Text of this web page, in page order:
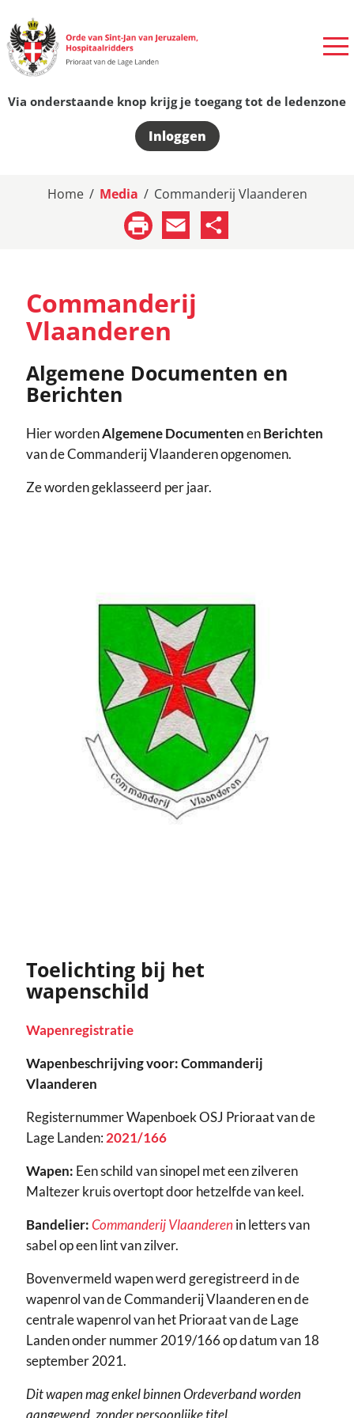
Via onderstaande knop krijg je toegang tot de ledenzone
Inloggen
Home / Media / Commanderij Vlaanderen
Email
Commanderij
Vlaanderen
Algemene Documenten en
Berichten
Hier wordenAlgemene DocumentenenBerichten
van de Commanderij Vlaanderen opgenomen.
Ze worden geklasseerd per jaar.
Toelichting bij het
wapenschild
Wapenregistratie
Wapenbeschrijving voor: Commanderij
Vlaanderen
Registernummer Wapenboek OSJ Prioraat van de
Lage Landen: 2021/166
Wapen: Een schild van sinopel met een zilveren
Maltezer kruis overtopt door hetzelfde van keel.
Bandelier:Commanderij Vlaanderenin letters van
sabel op een lint van zilver.
Bovenvermeld wapen werd geregistreerd in de
wapenrol van de Commanderij Vlaanderen en de
centrale wapenrol van het Prioraat van de Lage
Landen onder nummer 2019/166 op datum van 18
september 2021.
Dit wapen mag enkel binnen Ordeverband worden
aangewend, zonder persoonlijke titel.